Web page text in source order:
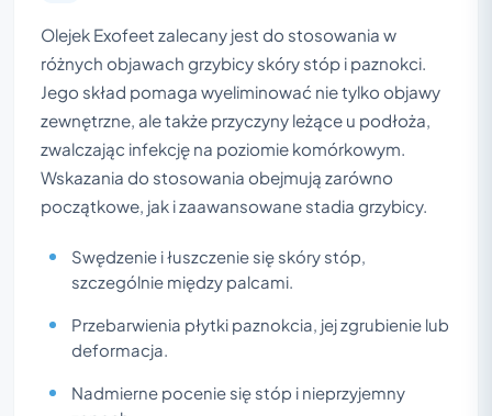
Olejek Exofeet zalecany jest do stosowania w
różnych objawach grzybicy skóry stóp i paznokci.
Jego skład pomaga wyeliminować nie tylko objawy
zewnętrzne, ale także przyczyny leżące u podłoża,
zwalczając infekcję na poziomie komórkowym.
Wskazania do stosowania obejmują zarówno
początkowe, jak i zaawansowane stadia grzybicy.
Swędzenie i łuszczenie się skóry stóp,
szczególnie między palcami.
Przebarwienia płytki paznokcia, jej zgrubienie lub
deformacja.
Nadmierne pocenie się stóp i nieprzyjemny